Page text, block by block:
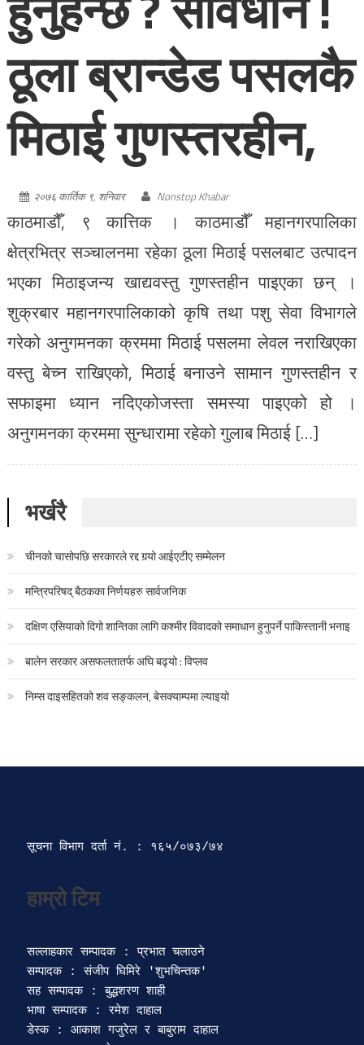
ठूला ब्रान्डेड पसलकै
मिठाई गुणस्तरहीन,
२०७६ कार्तिक ९, शनिवार Nonstop Khabar
काठमाडौँ, ९ कात्तिक । काठमाडौँ महानगरपालिका
क्षेत्रभित्र सञ्चालनमा रहेका ठूला मिठाई पसलबाट उत्पादन
भएका मिठाइजन्य खाद्यवस्तु गुणस्तहीन पाइएका छन् ।
शुक्रबार महानगरपालिकाको कृषि तथा पशु सेवा विभागले
गरेको अनुगमनका क्रममा मिठाई पसलमा लेवल नराखिएका
वस्तु बेच्न राखिएको, मिठाई बनाउने सामान गुणस्तहीन र
सफाइमा ध्यान नदिएकोजस्ता समस्या पाइएको हो ।
अनुगमनका क्रममा सुन्धारामा रहेको गुलाब मिठाई […]
भर्खरै
चीनको चासोपछि सरकारले रद्द गर्‍यो आईएटीए सम्मेलन
मन्त्रिपरिषद् बैठकका निर्णयहरु सार्वजनिक
दक्षिण एसियाको दिगो शान्तिका लागि कश्मीर विवादको समाधान हुनुपर्ने पाकिस्तानी भनाइ
बालेन सरकार असफलतातर्फ अघि बढ्यो : विप्लव
निम्स दाइसहितको शव सङ्कलन, बेसक्याम्पमा ल्याइयो
सूचना विभाग दर्ता‍ नं. : १६५/०७३/७४
हाम्रो टिम
सल्लाहकार सम्पादक : प्रभात चलाउने
सम्पादक : संजीप घिमिरे 'शुभचिन्तक'
सह सम्पादक : बुद्धशरण शाही
भाषा सम्पादक : रमेश दाहाल
डेस्क : आकाश गजुरेल र बाबुराम दाहाल